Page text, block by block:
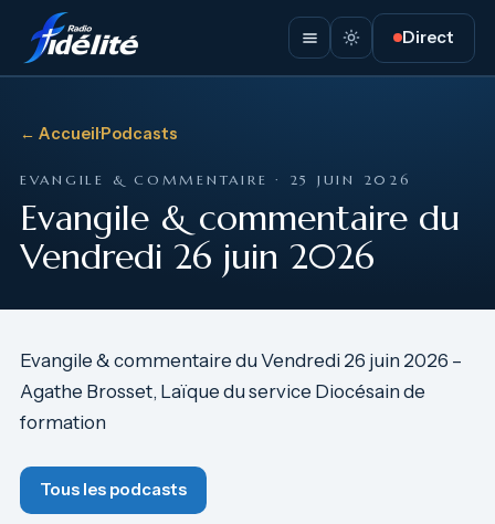
Direct
← Accueil·Podcasts
EVANGILE & COMMENTAIRE · 25 JUIN 2026
Evangile & commentaire du
Vendredi 26 juin 2026
Evangile & commentaire du Vendredi 26 juin 2026 –
Agathe Brosset, Laïque du service Diocésain de
formation
Tous les podcasts